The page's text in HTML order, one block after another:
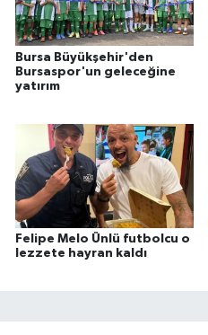
Bursa Büyükşehir'den
Bursaspor'un geleceğine
yatırım
Felipe Melo Ünlü futbolcu o
lezzete hayran kaldı